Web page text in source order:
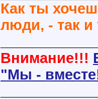
Как ты
люди, - так
Внимание!!!
"Мы -